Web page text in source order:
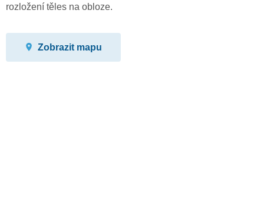
rozložení těles na obloze.
Zobrazit mapu